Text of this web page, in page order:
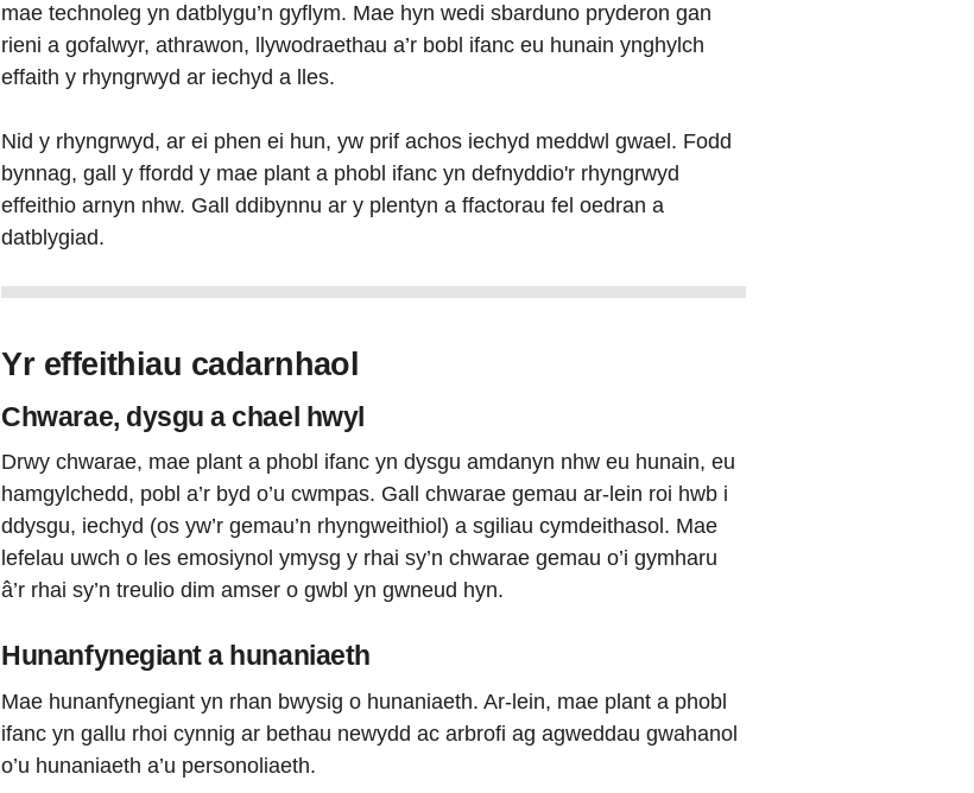
mae technoleg yn datblygu’n gyflym. Mae hyn wedi sbarduno pryderon gan
rieni a gofalwyr, athrawon, llywodraethau a’r bobl ifanc eu hunain ynghylch
effaith y rhyngrwyd ar iechyd a lles.
Nid y rhyngrwyd, ar ei phen ei hun, yw prif achos iechyd meddwl gwael. Fodd
bynnag, gall y ffordd y mae plant a phobl ifanc yn defnyddio'r rhyngrwyd
effeithio arnyn nhw. Gall ddibynnu ar y plentyn a ffactorau fel oedran a
datblygiad.
Yr effeithiau cadarnhaol
Chwarae, dysgu a chael hwyl
Drwy chwarae, mae plant a phobl ifanc yn dysgu amdanyn nhw eu hunain, eu
hamgylchedd, pobl a’r byd o’u cwmpas. Gall chwarae gemau ar-lein roi hwb i
ddysgu, iechyd (os yw’r gemau’n rhyngweithiol) a sgiliau cymdeithasol. Mae
lefelau uwch o les emosiynol ymysg y rhai sy’n chwarae gemau o’i gymharu
â’r rhai sy’n treulio dim amser o gwbl yn gwneud hyn.
Hunanfynegiant a hunaniaeth
Mae hunanfynegiant yn rhan bwysig o hunaniaeth. Ar-lein, mae plant a phobl
ifanc yn gallu rhoi cynnig ar bethau newydd ac arbrofi ag agweddau gwahanol
o’u hunaniaeth a’u personoliaeth.